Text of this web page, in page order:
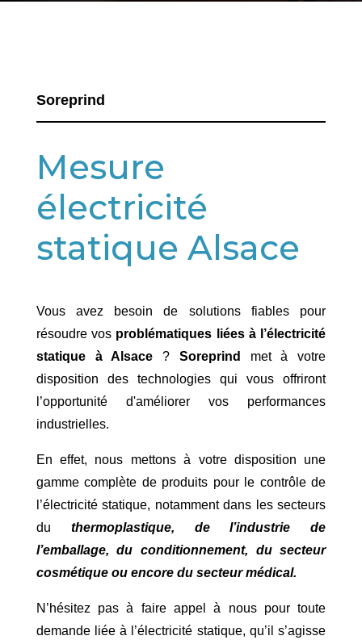
Soreprind
Mesure
électricité
statique Alsace
Vous avez besoin de solutions fiables pour
résoudre vos problématiques liées à l’électricité
statique à Alsace ? Soreprind
met à votre
disposition des technologies qui vous offriront
l’opportunité d'améliorer vos performances
industrielles.
En effet, nous mettons à votre disposition une
gamme complète de produits pour le contrôle de
l’électricité statique, notamment dans les secteurs
du thermoplastique, de l’industrie de
l’emballage, du conditionnement, du secteur
cosmétique ou encore du secteur médical.
N’hésitez pas à faire appel à nous pour toute
demande liée à l’électricité statique, qu’il s’agisse